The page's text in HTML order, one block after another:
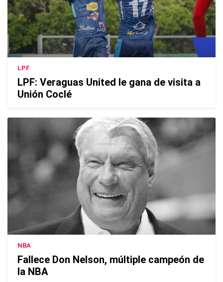
LPF
LPF: Veraguas United le gana de visita a
Unión Coclé
NBA
Fallece Don Nelson, múltiple campeón de
la NBA